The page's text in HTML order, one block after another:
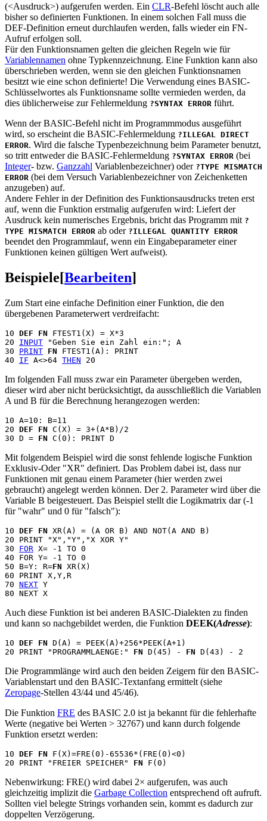
(<Ausdruck>) aufgerufen werden. Ein CLR-Befehl löscht auch alle
bisher so definierten Funktionen. In einem solchen Fall muss die
DEF-Definition erneut durchlaufen werden, falls wieder ein FN-
Aufruf erfolgen soll.
Für den Funktionsnamen gelten die gleichen Regeln wie für
Variablennamen ohne Typkennzeichnung. Eine Funktion kann also
überschrieben werden, wenn sie den gleichen Funktionsnamen
besitzt wie eine schon definierte! Die Verwendung eines BASIC-
Schlüsselwortes als Funktionsname sollte vermieden werden, da
dies üblicherweise zur Fehlermeldung ?SYNTAX ERROR führt.
Wenn der BASIC-Befehl nicht im Programmmodus ausgeführt
wird, so erscheint die BASIC-Fehlermeldung ?ILLEGAL DIRECT
ERROR. Wird die falsche Typenbezeichnung beim Parameter benutzt,
so tritt entweder die BASIC-Fehlermeldung ?SYNTAX ERROR (bei
Integer- bzw. Ganzzahl Variablenbezeichner) oder ?TYPE MISMATCH
ERROR (bei dem Versuch Variablenbezeichner von Zeichenketten
anzugeben) auf.
Andere Fehler in der Definition des Funktionsausdrucks treten erst
auf, wenn die Funktion erstmalig aufgerufen wird: Liefert der
Ausdruck kein numerisches Ergebnis, bricht das Programm mit ?
TYPE MISMATCH ERROR ab oder ?ILLEGAL QUANTITY ERROR
beendet den Programmlauf, wenn ein Eingabeparameter einer
Funktionen keinen gültigen Wert aufweist).
Beispiele[Bearbeiten]
Zum Start eine einfache Definition einer Funktion, die den
übergebenen Parameterwert verdreifacht:
10 DEF FN FTEST1(X) = X*3
20 INPUT "Geben Sie ein Zahl ein:"; A
30 PRINT FN FTEST1(A): PRINT
40 IF A<>64 THEN
Im folgenden Fall muss zwar ein Parameter übergeben werden,
dieser wird aber nicht berücksichtigt, da ausschließlich die Variablen
A und B für die Berechnung herangezogen werden:
10 A=10: B=11
20 DEF FN C(X) = 3+(A*B)/2
30 D = FN
Mit folgendem Beispiel wird die sonst fehlende logische Funktion
Exklusiv-Oder "XR" definiert. Das Problem dabei ist, dass nur
Funktionen mit genau einem Parameter (hier werden zwei
gebraucht) angelegt werden können. Der 2. Parameter wird über die
Variable B beigesteuert. Das Beispiel stellt die Logikmatrix dar (-1
für "wahr" und 0 für "falsch"):
10 DEF FN XR(A) = (A OR B) AND NOT(A AND B)
20 PRINT "X","Y","X XOR Y"
30 FOR X= -1 TO 0
40 FOR Y= -1 TO 0
50 B=Y: R=FN XR(X)
60 PRINT X,Y,R
70 NEXT Y
Auch diese Funktion ist bei anderen BASIC-Dialekten zu finden
und kann so nachgebildet werden, die Funktion DEEK(Adresse):
10 DEF FN D(A) = PEEK(A)+256*PEEK(A+1)
20 PRINT "PROGRAMMLAENGE:" FN D(45) - FN
Die Programmlänge wird auch den beiden Zeigern für den BASIC-
Variablenstart und den BASIC-Textanfang ermittelt (siehe
Zeropage-Stellen 43/44 und 45/46).
Die Funktion FRE des BASIC 2.0 ist ja bekannt für die fehlerhafte
Werte (negative bei Werten > 32767) und kann durch folgende
Funktion ersetzt werden:
10 DEF FN F(X)=FRE(0)-65536*(FRE(0)<0)
20 PRINT "FREIER SPEICHER" FN
Nebenwirkung: FRE() wird dabei 2× aufgerufen, was auch
gleichzeitig implizit die Garbage Collection entsprechend oft aufruft.
Sollten viel belegte Strings vorhanden sein, kommt es dadurch zur
doppelten Verzögerung.